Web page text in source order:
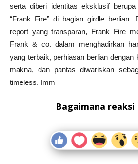
serta diberi identitas eksklusif
“Frank Fire” di bagian girdle berlian.
report yang transparan, Frank Fire
Frank & co. dalam menghadirkan
yang terbaik, perhiasan berlian dengan
makna, dan pantas diwariskan
timeless. Imm
Bagaimana reaksi